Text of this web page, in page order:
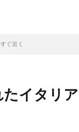
ぐ近く
たイタリア